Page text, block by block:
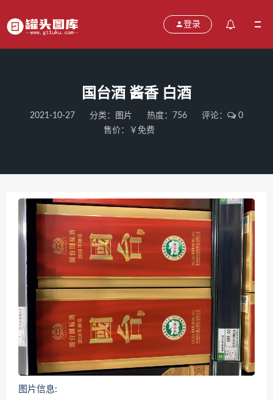
登录
国台酒 酱香 白酒
2021-10-27 分类： 图片 热度：756 评论：
0
售价：￥免费
图片信息: